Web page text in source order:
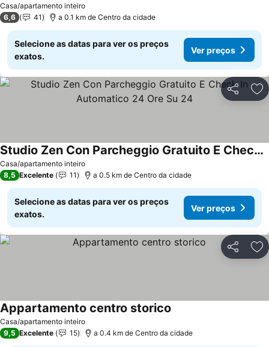
Casa/apartamento inteiro
6,6 41 a 0.1 km de Centro da cidade
Selecione as datas para ver os preços
exatos.
Ver preços
Partilhar
Casa/apartamento inteiro
Studio Zen Con Parcheggio Gratuito E Check In Automatico 24 Ore Su 24
8,5 Excelente 11 a 0.5 km de Centro da cidade
Selecione as datas para ver os preços
exatos.
Ver preços
Partilhar
Casa/apartamento inteiro
Appartamento centro storico
9,5 Excelente 15 a 0.4 km de Centro da cidade